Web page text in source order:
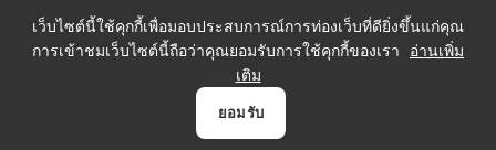
เว็บไซต์นี้ใช้คุกกี้เพื่อมอบประสบการณ์การท่องเว็บที่ดียิ่งขึ้นแก่คุณ
การเข้าชมเว็บไซต์นี้ถือว่าคุณยอมรับการใช้คุกกี้ของเรา
อ่านเพิ่ม
เติม
ยอมรับ